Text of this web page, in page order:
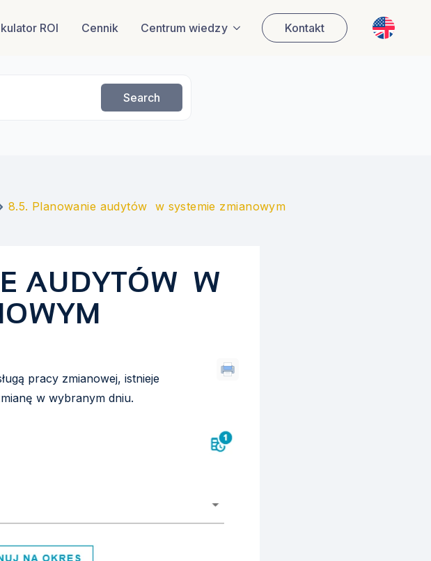
ROI Cennik Centrum wiedzy Kontakt EN
Search
8.5. Planowanie audytów w systemie zmianowym
AUDYTÓW W
pracy zmianowej, istnieje
w wybranym dniu.